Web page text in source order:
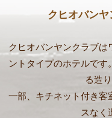
クヒオバン
クヒオバンヤンクラブは
ントタイプのホテルで
る造
一部、キチネット付き客
スなく